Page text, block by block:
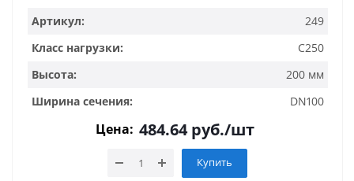
Артикул:
249
Класс нагрузки:
C250
Высота:
200 мм
Ширина сечения:
DN100
Цена: 484.64руб./шт
Купить